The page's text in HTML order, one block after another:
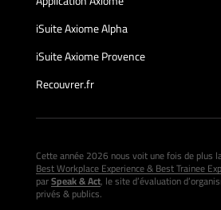
iSuite Axiome Alpha
iSuite Axiome Provence
Recouvrer.fr
Cette année 2026 nous voit une fois de plus
Best Workplace Experience & Best Trainee
parSpeak & Act, le site d’évaluation
privés & publics.